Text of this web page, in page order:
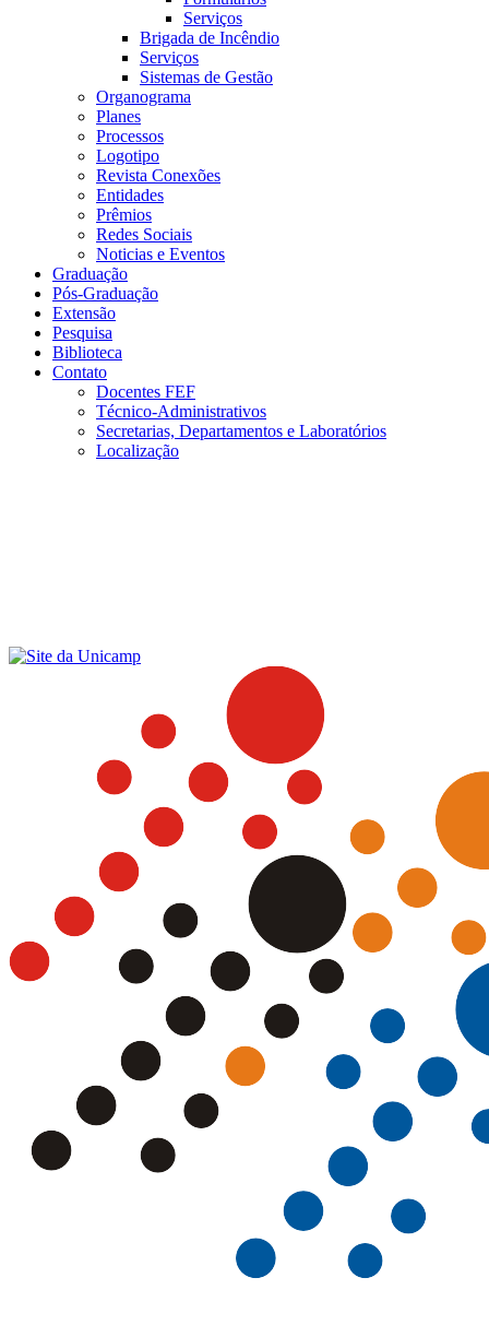
Serviços
Brigada de Incêndio
Serviços
Sistemas de Gestão
Organograma
Planes
Processos
Logotipo
Revista Conexões
Entidades
Prêmios
Redes Sociais
Noticias e Eventos
Graduação
Pós-Graduação
Extensão
Pesquisa
Biblioteca
Contato
Docentes FEF
Técnico-Administrativos
Secretarias, Departamentos e Laboratórios
Localização